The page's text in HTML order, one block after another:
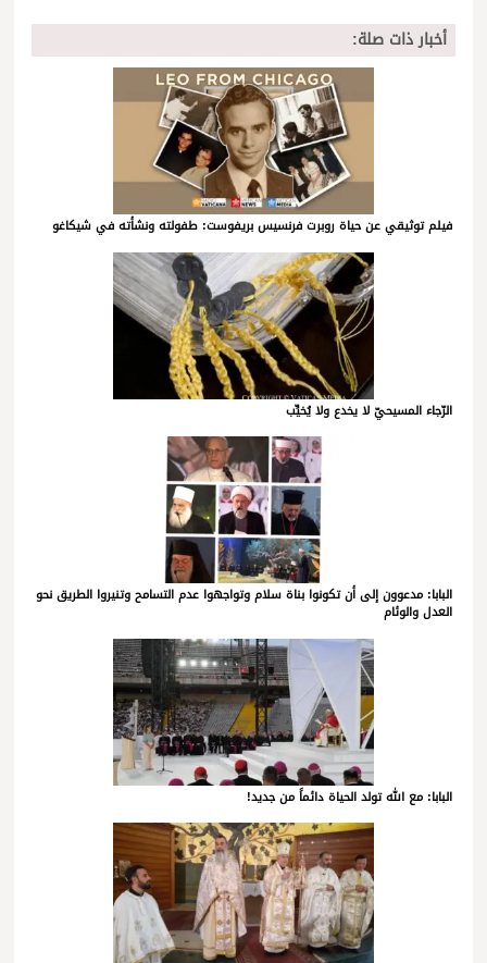
أخبار ذات صلة:
فيلم توثيقي عن حياة روبرت فرنسيس بريفوست: طفولته ونشأته في شيكاغو
الرّجاء المسيحيّ لا يخدع ولا يُخيِّب
البابا: مدعوون إلى أن تكونوا بناة سلام وتواجهوا عدم التسامح وتنيروا الطريق نحو
العدل والوئام
البابا: مع الله تولد الحياة دائماً من جديد!